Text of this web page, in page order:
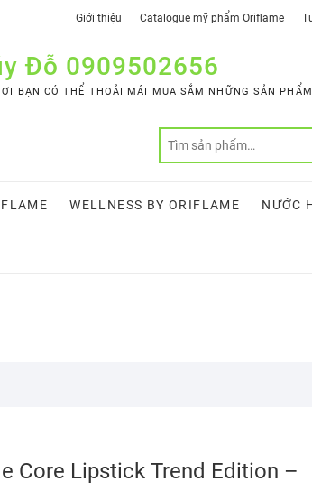
Giới thiệu Catalogue mỹ phẩm Oriflame
Đỗ 0909502656
BẠN CÓ THỂ THOẢI MÁI MUA SẮM NHỮNG SẢN
WELLNESS BY ORIFLAME NƯỚC
Core Lipstick Trend Edition –